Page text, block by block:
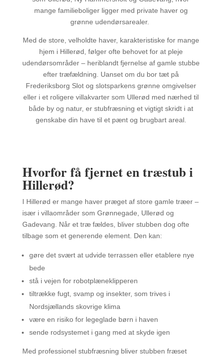
mange familieboliger ligger med private haver og
grønne udendørsarealer.
Med de store, velholdte haver, karakteristiske for mange
hjem i Hillerød, følger ofte behovet for at pleje
udendørsområder – heriblandt fjernelse af gamle stubbe
efter træfældning. Uanset om du bor tæt på
Frederiksborg Slot og slotsparkens grønne omgivelser
eller i et roligere villakvarter som Ullerød med nærhed til
både by og natur, er stubfræsning et vigtigt skridt i at
genskabe din have til et pænt og brugbart areal.
Hvorfor få fjernet en træstub i
Hillerød?
I Hillerød er mange haver præget af store gamle træer –
især i villaområder som Grønnegade, Ullerød og
Gadevang. Når et træ fældes, bliver stubben dog ofte
tilbage som et generende element. Den kan:
gøre det svært at udvide terrassen eller etablere nye
bede
stå i vejen for robotplæneklipperen
tiltrække fugt, svamp og insekter, som trives i
Nordsjællands skovrige klima
være en risiko for legeglade børn i haven
sende rodsystemet i gang med at skyde igen
Med professionel stubfræsning bliver stubben fræset